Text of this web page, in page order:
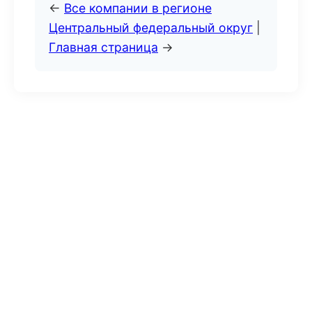
← Все компании в регионе
Центральный федеральный округ
Главная страница →